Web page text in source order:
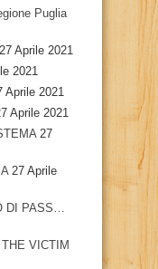
Puglia
27 Aprile 2021
2021
Aprile 2021
Aprile 2021
27
27 Aprile
DI PASS…
VICTIM